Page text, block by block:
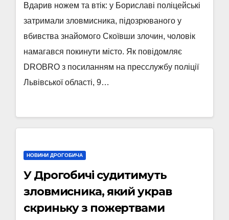
Вдарив ножем та втік: у Бориславі поліцейські
затримали зловмисника, підозрюваного у
вбивства знайомого Скоївши злочин, чоловік
намагався покинути місто. Як повідомляє
DROBRO з посиланням на пресслужбу поліції
Львівської області, 9…
НОВИНИ ДРОГОБИЧА
У Дрогобичі судитимуть
зловмисника, який украв
скриньку з пожертвами